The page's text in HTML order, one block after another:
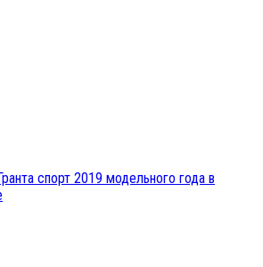
спорт 2019 модельного года в